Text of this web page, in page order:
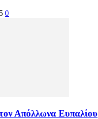
0
Απόλλωνα Ευπαλίου